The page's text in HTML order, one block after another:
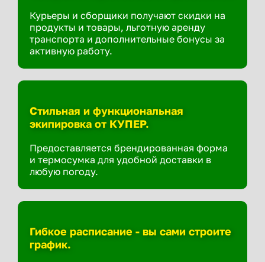
Курьеры и сборщики получают скидки на
продукты и товары, льготную аренду
транспорта и дополнительные бонусы за
активную работу.
Стильная и функциональная
экипировка от КУПЕР.
Предоставляется брендированная форма
и термосумка для удобной доставки в
любую погоду.
Гибкое расписание - вы сами строите
график.